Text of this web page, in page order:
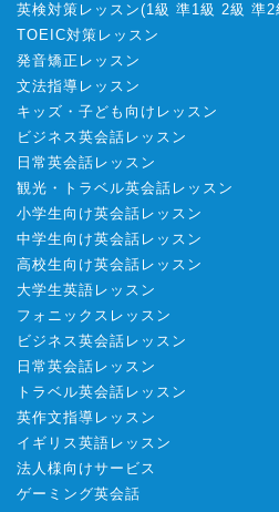
英検対策レッスン(1級 準1級 2級 準2
TOEIC対策レッスン
発音矯正レッスン
文法指導レッスン
キッズ・子ども向けレッスン
ビジネス英会話レッスン
日常英会話レッスン
観光・トラベル英会話レッスン
小学生向け英会話レッスン
中学生向け英会話レッスン
高校生向け英会話レッスン
大学生英語レッスン
フォニックスレッスン
ビジネス英会話レッスン
日常英会話レッスン
トラベル英会話レッスン
英作文指導レッスン
イギリス英語レッスン
法人様向けサービス
ゲーミング英会話